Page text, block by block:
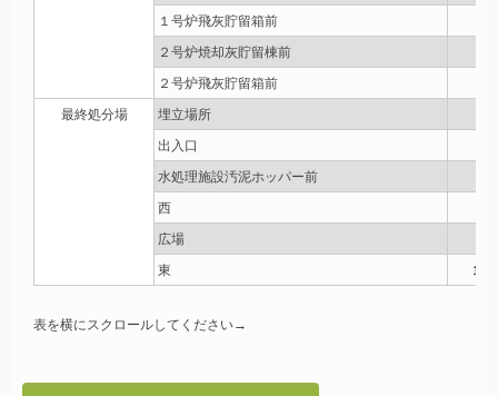
１号炉飛灰貯留箱前
２号炉焼却灰貯留棟前
２号炉飛灰貯留箱前
最終処分場
埋立場所
出入口
水処理施設汚泥ホッパー前
西
広場
東
11
表を横にスクロールしてください→